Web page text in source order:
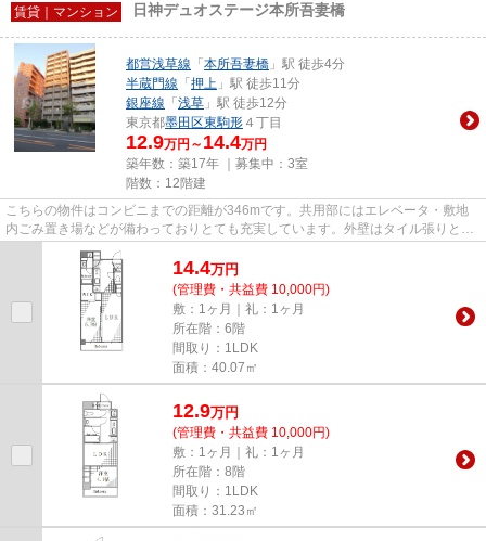
賃貸｜マンション 日神デュオステージ本所吾妻橋
都営浅草線 「 本所吾妻橋 」駅 徒歩4分
半蔵門線 「 押上 」駅 徒歩11分
銀座線 「 浅草 」駅 徒歩12分
東京都墨田区東駒形 ４丁目
12.9万円～ 14.4万円
築年数：築17年 ｜募集中： 3室
階数：12階建
こちらの物件はコンビニまでの距離が346mです。共用部にはエレベータ・敷地
内ごみ置き場などが備わっておりとても充実しています。外壁はタイル張りとな
っていて、きれいな外観をして...
14.4万円
(管理費・共益費 10,000円)
敷：1ヶ月｜礼：1ヶ月
所在階：6階
間取り：1LDK
面積：40.07㎡
12.9万円
(管理費・共益費 10,000円)
敷：1ヶ月｜礼：1ヶ月
所在階：8階
間取り：1LDK
面積：31.23㎡